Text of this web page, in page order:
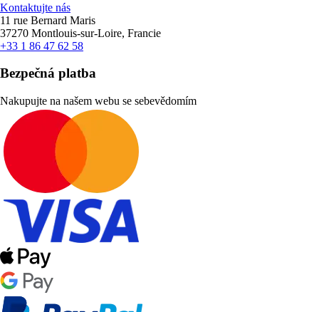
Kontaktujte nás
11 rue Bernard Maris
37270 Montlouis-sur-Loire, Francie
+33 1 86 47 62 58
Bezpečná platba
Nakupujte na našem webu se sebevědomím